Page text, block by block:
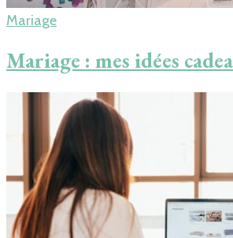
Mariage
Mariage : mes idées